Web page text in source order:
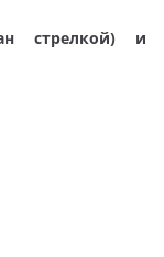
стрелкой) и